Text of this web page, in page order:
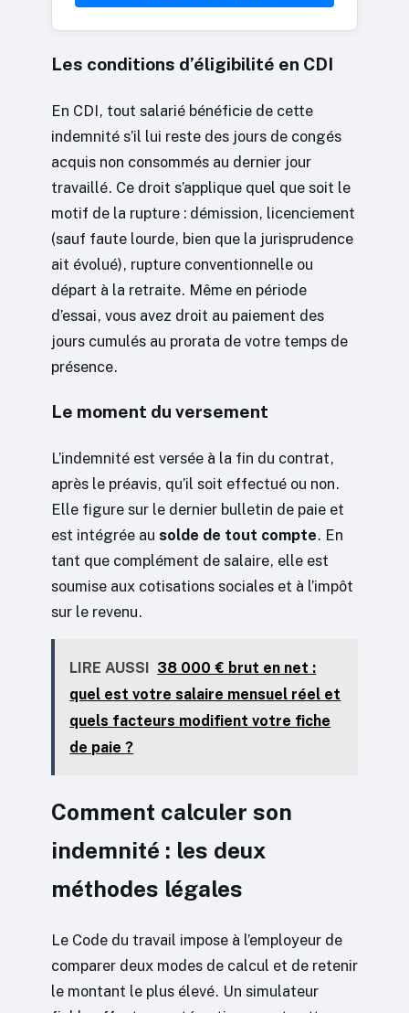
Les conditions d’éligibilité en CDI
En CDI, tout salarié bénéficie de cette
indemnité s’il lui reste des jours de congés
acquis non consommés au dernier jour
travaillé. Ce droit s’applique quel que soit le
motif de la rupture : démission, licenciement
(sauf faute lourde, bien que la jurisprudence
ait évolué), rupture conventionnelle ou
départ à la retraite. Même en période
d’essai, vous avez droit au paiement des
jours cumulés au prorata de votre temps de
présence.
Le moment du versement
L’indemnité est versée à la fin du contrat,
après le préavis, qu’il soit effectué ou non.
Elle figure sur le dernier bulletin de paie et
est intégrée au solde de tout compte. En
tant que complément de salaire, elle est
soumise aux cotisations sociales et à l’impôt
sur le revenu.
LIRE AUSSI 38 000 € brut en net :
quel est votre salaire mensuel réel et
quels facteurs modifient votre fiche
de paie ?
Comment calculer son
indemnité : les deux
méthodes légales
Le Code du travail impose à l’employeur de
comparer deux modes de calcul et de retenir
le montant le plus élevé. Un simulateur